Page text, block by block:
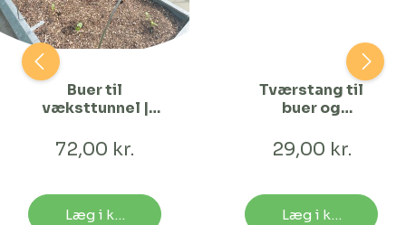
Buer til
væksttunnel |
72,00 kr.
Læg i kurv
Tværstang til
buer og
29,00 kr.
Læg i kurv